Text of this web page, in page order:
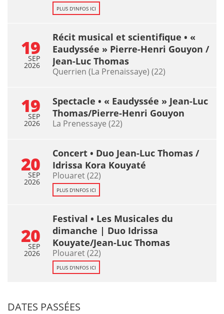
PLUS D'INFOS ICI
19
SEP
2026
Récit musical et scientifique • «
Eaudyssée » Pierre-Henri Gouyon /
Jean-Luc Thomas
Querrien (La Prenaissaye) (22)
19
SEP
2026
Spectacle • « Eaudyssée » Jean-Luc
Thomas/Pierre-Henri Gouyon
La Prenessaye (22)
20
SEP
2026
Concert • Duo Jean-Luc Thomas /
Idrissa Kora Kouyaté
Plouaret (22)
PLUS D'INFOS ICI
20
SEP
2026
Festival • Les Musicales du
dimanche | Duo Idrissa
Kouyate/Jean-Luc Thomas
Plouaret (22)
PLUS D'INFOS ICI
DATES PASSÉES